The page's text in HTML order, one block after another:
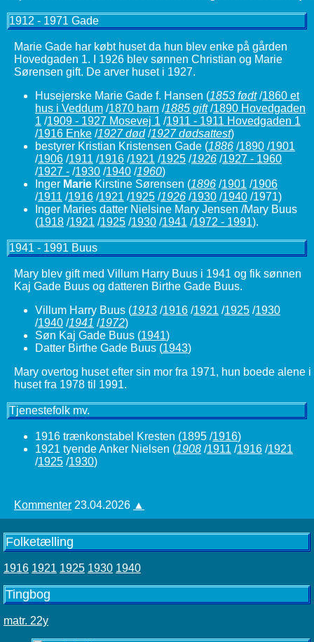
1912 - 1971 Gade
Marie Gade har købt huset da hun blev enke på gården
Hovedgaden 1. I 1926 blev sønnen Christian og Marie
Sørensen gift. De arver huset i 1927.
Husejerske Marie Gade f. Hansen (1853 født/1860 et
hus i Veddum /1870 barn /1885 gift/1890 Hovedgaden
1 /1909 - 1927 Mosevej 1 /1911 - 1911 Hovedgaden 1
/1916 Enke /1927 død/1927 dødsattest)
bestyrer Kristian Kristensen Gade (1886 /1890 /1901
/1906 /1911 /1916 /1921 /1925 /1926 /1927 - 1960
/1927 - /1930 /1940 /1960)
Inger Marie Kirstine Sørensen (1896 /1901 /1906
/1911 /1916 /1921 /1925 /1926 /1930 /1940 /1971)
Inger Maries datter Nielsine Mary Jensen /Mary Buus
(1918 /1921 /1925 /1930 /1941 /1972 - 1991).
1941 - 1991 Buus
Mary blev gift med Villum Harry Buus i 1941 og fik sønnen
Kaj Gade Buus og datteren Birthe Gade Buus.
Villum Harry Buus (1913 /1916 /1921 /1925 /1930
/1940 /1941 /1972)
Søn Kaj Gade Buus (1941)
Datter Birthe Gade Buus (1943)
Mary overtog huset efter sin mor fra 1971, hun boede alene i
huset fra 1978 til 1991.
Tjenestefolk mv.
1916 trænkonstabel Kresten (1895 /1916)
1921 tyende Anker Nielsen (1908 /1911 /1916 /1921
/1925 /1930)
Kommenter 23.04.2026 ▲
Folketælling
1916 1921 1925 1930 1940
Tingbog
matr. 22y